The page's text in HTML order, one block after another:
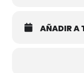
AÑADIR A